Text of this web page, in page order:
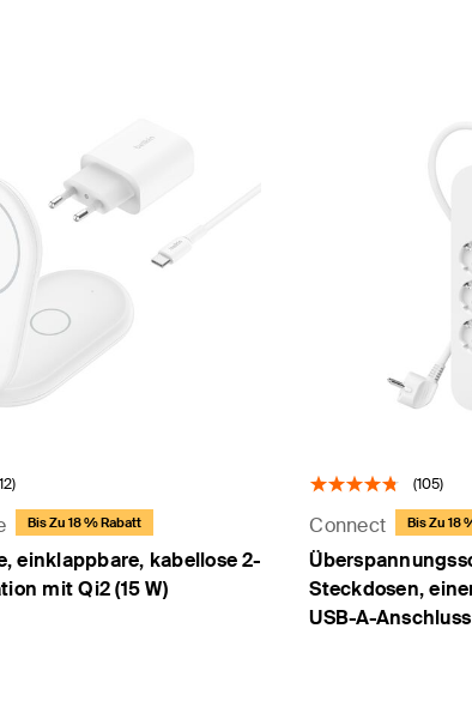
Bis Zu 18 % Rabatt
einklappbare, kabellose 2-
mit Qi2 (15 W)
(105)
Connect Bis Zu 18
Steckdosen,
USB-A-Anschluss